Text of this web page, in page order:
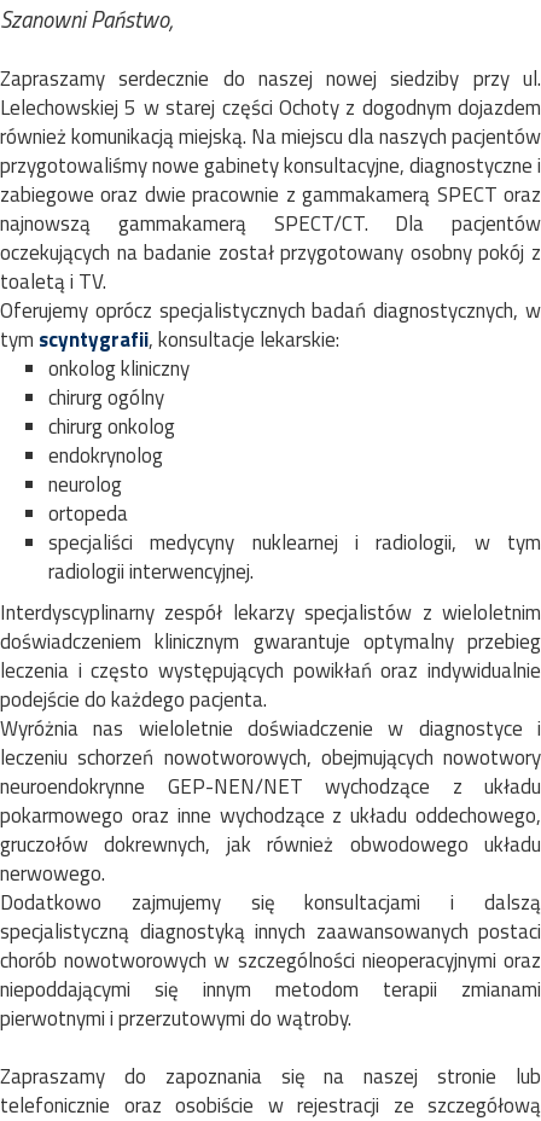
Szanowni Państwo,
Zapraszamy serdecznie do naszej nowej siedziby przy ul.
Lelechowskiej 5 w starej części Ochoty z dogodnym dojazdem
również komunikacją miejską. Na miejscu dla naszych pacjentów
przygotowaliśmy nowe gabinety konsultacyjne, diagnostyczne i
zabiegowe oraz dwie pracownie z gammakamerą SPECT oraz
najnowszą gammakamerą SPECT/CT. Dla pacjentów
oczekujących na badanie został przygotowany osobny pokój z
toaletą i TV.
Oferujemy oprócz specjalistycznych badań diagnostycznych, w
tym scyntygrafii, konsultacje lekarskie:
onkolog kliniczny
chirurg ogólny
chirurg onkolog
endokrynolog
neurolog
ortopeda
specjaliści medycyny nuklearnej i radiologii, w tym
radiologii interwencyjnej.
Interdyscyplinarny zespół lekarzy specjalistów z wieloletnim
doświadczeniem klinicznym gwarantuje optymalny przebieg
leczenia i często występujących powikłań oraz indywidualnie
podejście do każdego pacjenta.
Wyróżnia nas wieloletnie doświadczenie w diagnostyce i
leczeniu schorzeń nowotworowych, obejmujących nowotwory
neuroendokrynne GEP-NEN/NET wychodzące z układu
pokarmowego oraz inne wychodzące z układu oddechowego,
gruczołów dokrewnych, jak również obwodowego układu
nerwowego.
Dodatkowo zajmujemy się konsultacjami i dalszą
specjalistyczną diagnostyką innych zaawansowanych postaci
chorób nowotworowych w szczególności nieoperacyjnymi oraz
niepoddającymi się innym metodom terapii zmianami
pierwotnymi i przerzutowymi do wątroby.
Zapraszamy do zapoznania się na naszej stronie lub
telefonicznie oraz osobiście w rejestracji ze szczegółową